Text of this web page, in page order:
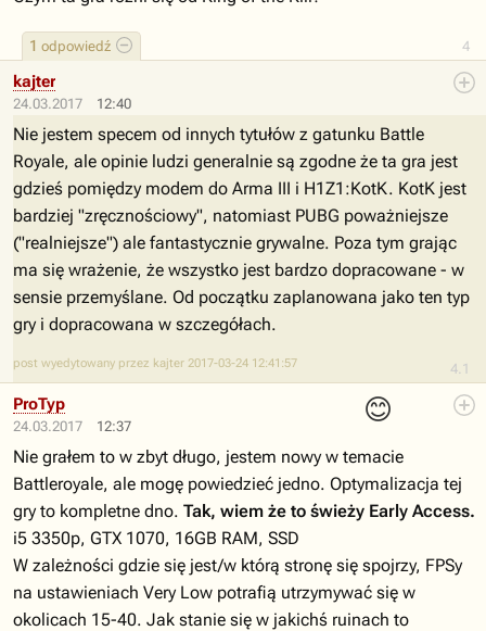
4
1 odpowiedź
24.03.2017 12:40
4.1
kajter
Nie jestem specem od innych tytułów z gatunku Battle
Royale, ale opinie ludzi generalnie są zgodne że ta gra jest
gdzieś pomiędzy modem do Arma III i H1Z1:KotK. KotK jest
bardziej "zręcznościowy", natomiast PUBG poważniejsze
("realniejsze") ale fantastycznie grywalne. Poza tym grając
ma się wrażenie, że wszystko jest bardzo dopracowane - w
sensie przemyślane. Od początku zaplanowana jako ten typ
gry i dopracowana w szczegółach.
post wyedytowany przez kajter 2017-03-24 12:41:57
24.03.2017 12:37
😊
ProTyp
Nie grałem to w zbyt długo, jestem nowy w temacie
Battleroyale, ale mogę powiedzieć jedno. Optymalizacja tej
gry to kompletne dno. Tak, wiem że to świeży Early Access.
i5 3350p, GTX 1070, 16GB RAM, SSD
W zależności gdzie się jest/w którą stronę się spojrzy, FPSy
na ustawieniach Very Low potrafią utrzymywać się w
okolicach 15-40. Jak stanie się w jakichś ruinach to